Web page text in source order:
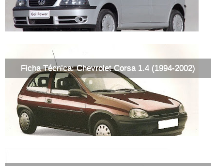
Ficha Técnica: Chevrolet Corsa 1.4 (1994-2002)